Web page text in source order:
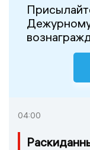
04:00